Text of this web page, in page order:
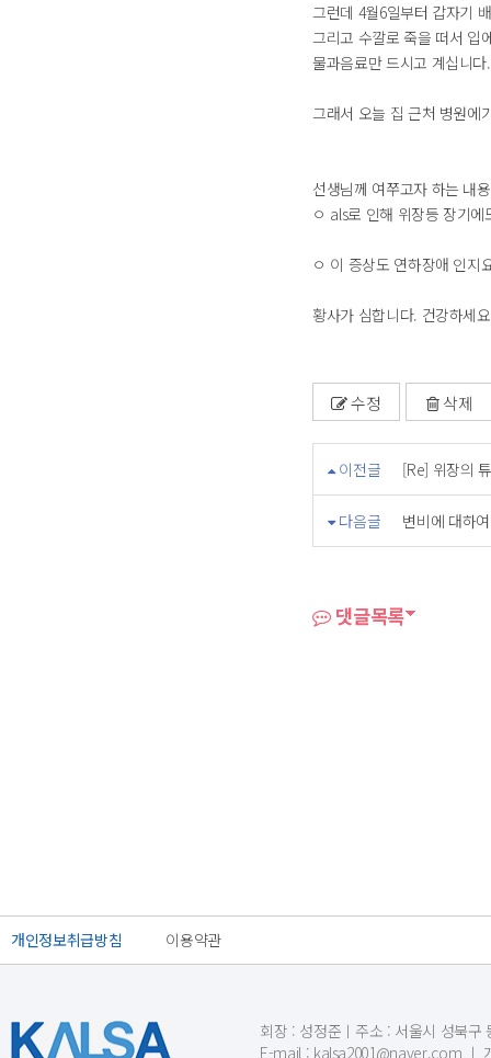
그런데 4월6일부터 갑자기
그리고 수깔로 죽을 떠서 입
물과음료만 드시고 계십니다.
그래서 오늘 집 근처 병원에
선생님께 여쭈고자 하는 내
ㅇ als로 인해 위장등 장기
ㅇ 이 증상도 연하장애 인지
황사가 심합니다. 건강하세요
수정 삭제
이전글 [Re] 위장의
다음글 변비에 대하여
댓글목록
개인정보취급방침 이용약관
회장 : 성정준ㅣ주소 : 서울시 성북구
E-mail : kalsa2001@naver.com ㅣ